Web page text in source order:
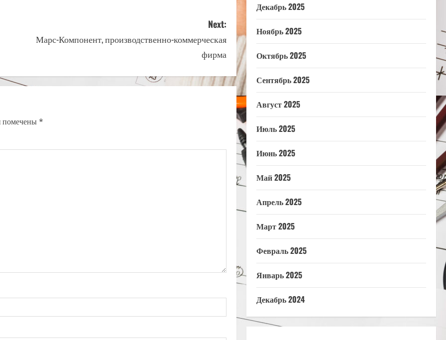
Next:
Марс-Компонент, производственно-коммерческая
фирма
помечены*
Декабрь 2025
Ноябрь 2025
Октябрь 2025
Сентябрь 2025
Август 2025
Июль 2025
Июнь 2025
Май 2025
Апрель 2025
Март 2025
Февраль 2025
Январь 2025
Декабрь 2024